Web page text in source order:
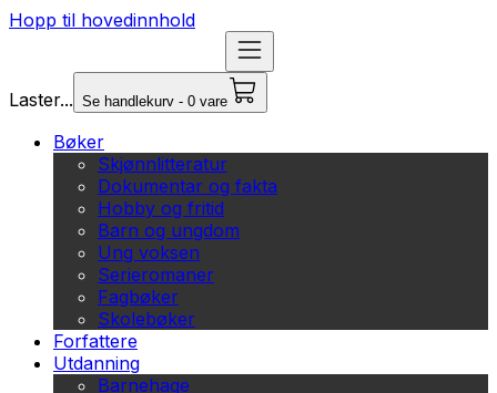
Hopp til hovedinnhold
Laster... Se handlekurv - 0 vare
Bøker
Skjønnlitteratur
Dokumentar og fakta
Hobby og fritid
Barn og ungdom
Ung voksen
Serieromaner
Fagbøker
Skolebøker
Forfattere
Utdanning
Barnehage